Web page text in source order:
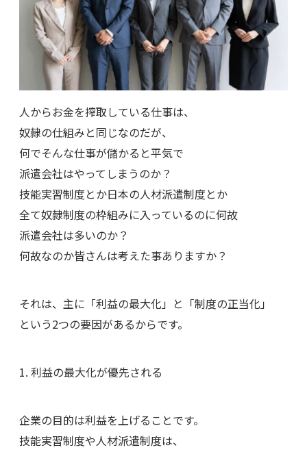
人からお金を搾取している仕事は、
奴隷の仕組みと同じなのだが、
何でそんな仕事が儲かると平気で
派遣会社はやってしまうのか？
技能実習制度とか日本の人材派遣制度とか
全て奴隷制度の枠組みに入っているのに何故
派遣会社は多いのか？
何故なのか皆さんは考えた事ありますか？
それは、主に「利益の最大化」と「制度の正当化」
という2つの要因があるからです。
1. 利益の最大化が優先される
企業の目的は利益を上げることです。
技能実習制度や人材派遣制度は、